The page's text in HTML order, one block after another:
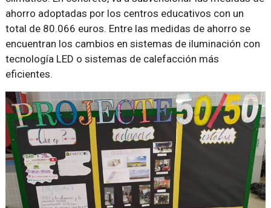
ahorro adoptadas por los centros educativos con un
total de 80.066 euros. Entre las medidas de ahorro se
encuentran los cambios en sistemas de iluminación con
tecnología LED o sistemas de calefacción más
eficientes.